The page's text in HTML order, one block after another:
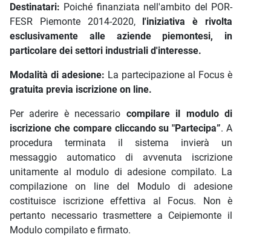
Destinatari: Poiché finanziata nell'ambito del POR-
FESR Piemonte 2014-2020,l'iniziativa è rivolta
esclusivamente alle aziende piemontesi, in
particolare dei settori industriali d'interesse.
Modalità di adesione: La partecipazione al Focus è
gratuita previa iscrizione on line.
Per aderire è necessario compilare il modulo di
iscrizione che compare cliccando su "Partecipa”. A
procedura terminata il sistema invierà un
messaggio automatico di avvenuta iscrizione
unitamente al modulo di adesione compilato. La
compilazione on line del Modulo di adesione
costituisce iscrizione effettiva al Focus. Non è
pertanto necessario trasmettere a Ceipiemonte il
Modulo compilato e firmato.